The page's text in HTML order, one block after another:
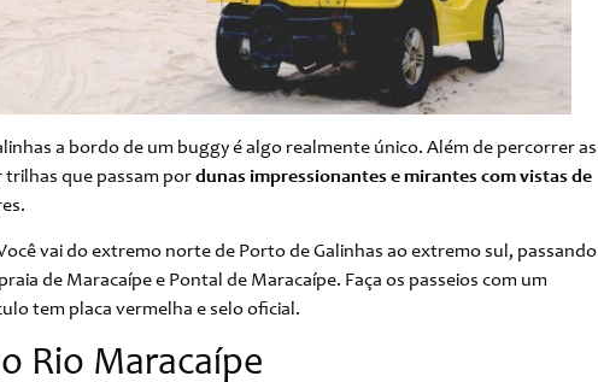
a bordo de um buggy é algo realmente único. Além de percorrer as
trilhas que passam pordunas impressionantes e mirantes com vistas de
vai do extremo norte de Porto de Galinhas ao extremo sul, passando
de Maracaípe e Pontal de Maracaípe. Faça os passeios com um
tem placa vermelha e selo oficial.
Rio Maracaípe